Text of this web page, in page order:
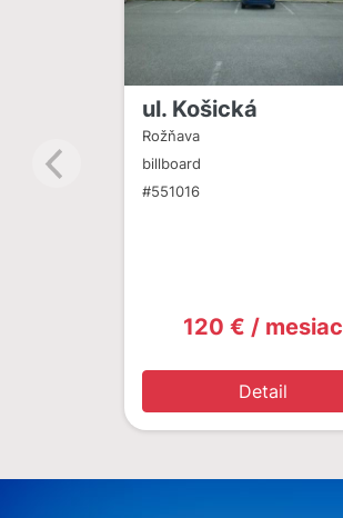
ul. Košická
Rožňava
billboard
#551016
120 € / mesiac
Detail